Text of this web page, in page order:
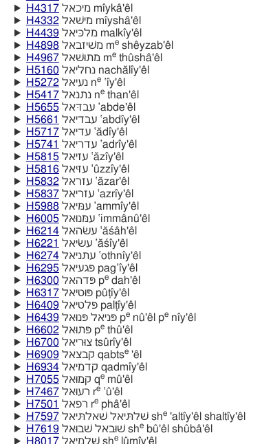
H4317
מיכאל mı̂ykâ'êl
H4332
מישׁאל mı̂yshâ'êl
H4439
מלכּיאל malkı̂y'êl
H4898
משׁיזבאל meshêyzab'êl
H4967
מתוּשׁאל methûshâ'êl
H5160
נחליאל nachălı̂y'êl
H5272
נעיאל ne‛ı̂y'êl
H5417
נתנאל nethan'êl
H5655
עבדּאל ‛abde'êl
H5661
עבדיאל ‛abdı̂y'êl
H5717
עדיאל ‛ădı̂y'êl
H5741
עדריאל ‛adrı̂y'êl
H5815
עזיאל ‛ăzı̂y'êl
H5816
עזּיאל ‛ûzzı̂y'êl
H5832
עזראל ‛ăzar'êl
H5837
עזריאל ‛azrı̂y'êl
H5988
עמּיאל ‛ammı̂y'êl
H6005
עמּנוּאל ‛immânû'êl
H6214
עשׂהאל ‛ăśâh'êl
H6221
עשׂיאל ‛ăśı̂y'êl
H6274
עתניאל ‛othnı̂y'êl
H6295
פּגעיאל pag‛ı̂y'êl
H6300
פּדהאל pedah'êl
H6317
פּוּטיאל pûṭı̂y'êl
H6409
פּלטיאל palṭı̂y'êl
H6439
פּניאל פּנוּאל penû'êl penı̂y'êl
H6602
פּתוּאל pethû'êl
H6700
צוּריאל tsûrı̂y'êl
H6909
קבצאל qabtse'êl
H6934
קדמיאל qadmı̂y'êl
H7055
קמוּאל qemû'êl
H7467
רעוּאל re‛û'êl
H7501
רפאל rephâ'êl
H7597
שׁלתּיאל שׁאלתּיאל she'altı̂y'êl shaltı̂y'êl
H7619
שׁוּבאל שׁבוּאל shebû'êl shûbâ'êl
H8017
שׁלמיאל shelûmı̂y'êl